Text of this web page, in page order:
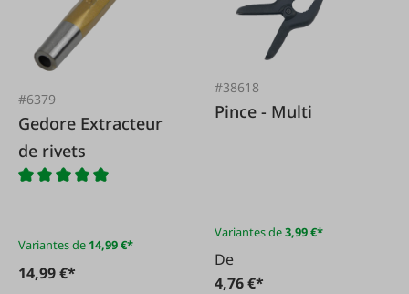
#6379
Gedore Extracteur
de rivets
Variantes de 14,99 €*
14,99 €*
#38618
Pince - Multi
Variantes de3,99 €*
De
4,76 €*